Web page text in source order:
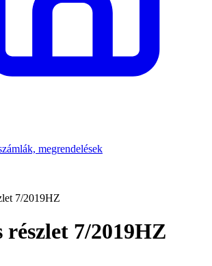
megrendelések
7/2019HZ
részlet 7/2019HZ